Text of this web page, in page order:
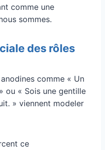
comme une
sommes.
des rôles
comme « Un
ou « Sois une gentille
» viennent modeler
ce